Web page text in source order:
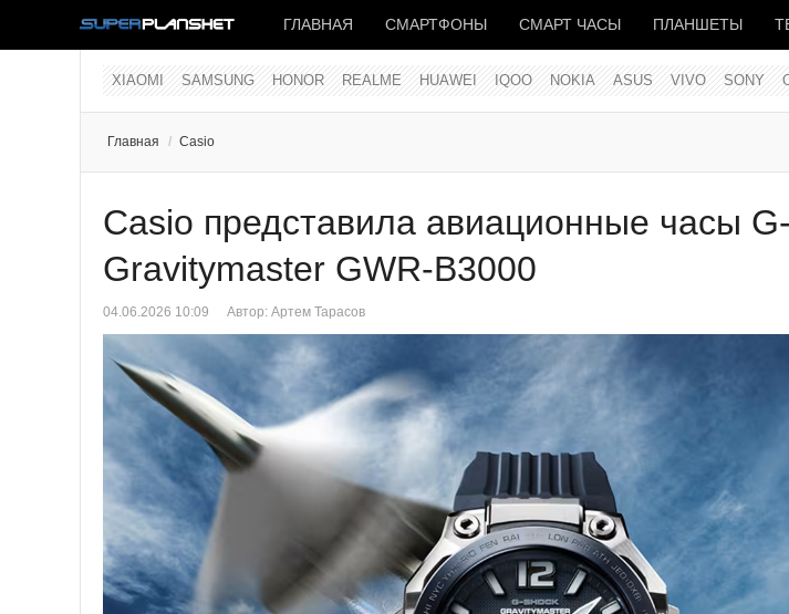
ГЛАВНАЯ СМАРТФОНЫ СМАРТ ЧАСЫ ПЛАНШЕТЫ
XIAOMI SAMSUNG HONOR REALME HUAWEI IQOO NOKIA ASUS VIVO SONY
Главная / Casio
Casio представила авиационные часы
Gravitymaster GWR-B3000
04.06.2026 10:09 Автор: Артем Тарасов